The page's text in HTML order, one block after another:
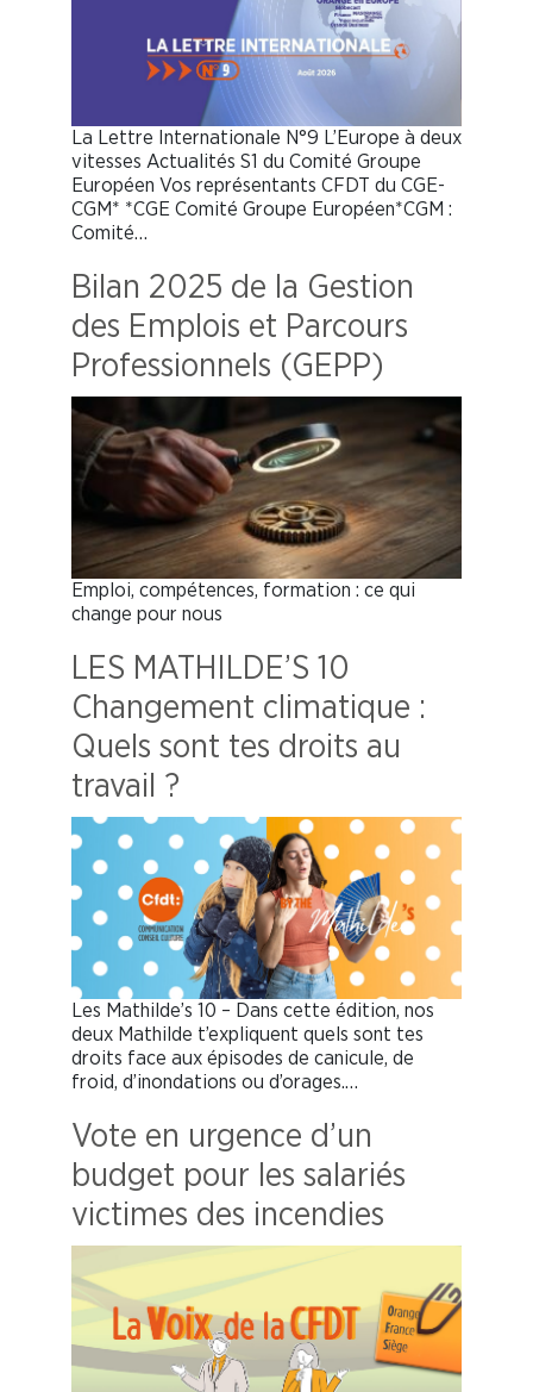
La Lettre Internationale N°9 L’Europe à deux
vitesses Actualités S1 du Comité Groupe
Européen Vos représentants CFDT du CGE-
CGM* *CGE Comité Groupe Européen*CGM :
Comité…
Bilan 2025 de la Gestion
des Emplois et Parcours
Professionnels (GEPP)
Emploi, compétences, formation : ce qui
change pour nous
LES MATHILDE’S 10
Changement climatique :
Quels sont tes droits au
travail ?
Les Mathilde’s 10 – Dans cette édition, nos
deux Mathilde t’expliquent quels sont tes
droits face aux épisodes de canicule, de
froid, d’inondations ou d’orages.…
Vote en urgence d’un
budget pour les salariés
victimes des incendies